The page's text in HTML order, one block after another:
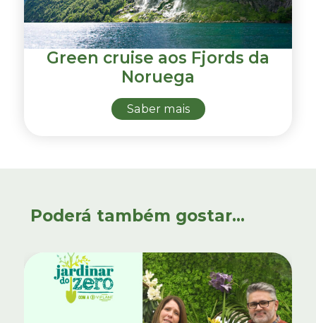
Green cruise aos Fjords da
Noruega
Saber mais
Poderá também gostar...